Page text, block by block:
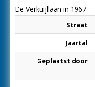
De Verkuijllaan in 1967
Straat
Jaartal
Geplaatst door